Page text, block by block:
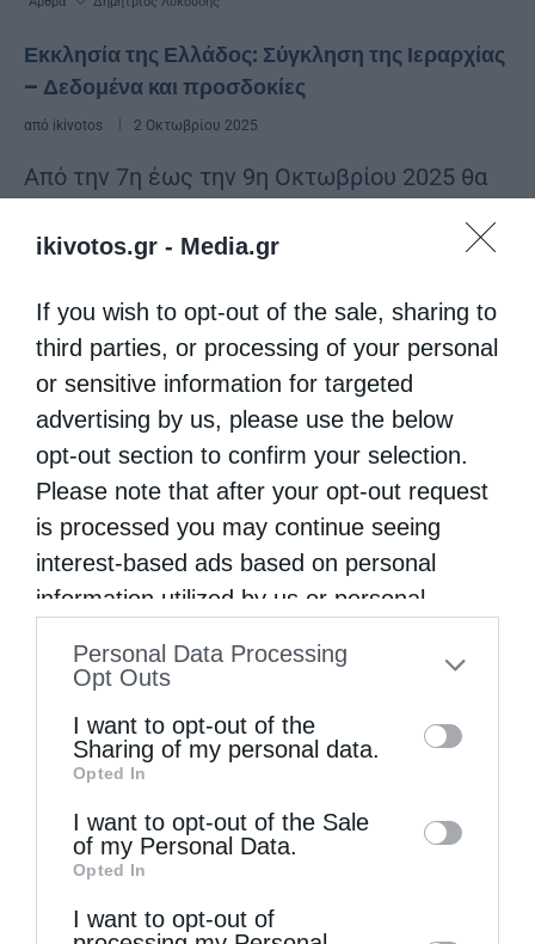
ikivotos.gr - Media.gr
If you wish to opt-out of the sale, sharing to
third parties, or processing of your personal
or sensitive information for targeted
advertising by us, please use the below
opt-out section to confirm your selection.
Please note that after your opt-out request
is processed you may continue seeing
interest-based ads based on personal
information utilized by us or personal
to your opt-out. You may separately opt-out
information by third parties on the IAB’s list
of downstream participants. This
information may also be disclosed by us to
third parties on theIAB’s List of
Downstream Participants
disclose it to other third parties.
Personal Data Processing
Opt Outs
I want to opt-out of the
Sharing of my personal data.
Opted In
I want to opt-out of the Sale
of my Personal Data.
Opted In
I want to opt-out of
Εκκλησία της Ελλάδος: Σύγκληση της Ιεραρχίας
– Δεδομένα και προσδοκίες
από ikivotos 2 Οκτωβρίου 2025
Από την 7η έως την 9η Οκτωβρίου 2025 θα
συνεδρίαση της Ιεράς Συνόδου της Ιεραρχίας
της Εκκλησίας της Ελλάδος στην Αθήνα, με
σκοπό να ασχοληθεί με …
Εκκλησία της Ελλάδος: Περί της Α΄
Οικουμενικής Συνόδου